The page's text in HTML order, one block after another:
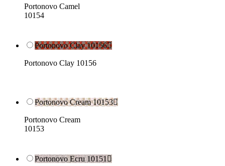
Portonovo Camel
10154
Portonovo Clay 10156
Portonovo Clay 10156
Portonovo Cream 10153
Portonovo Cream
10153
Portonovo Ecru 10151